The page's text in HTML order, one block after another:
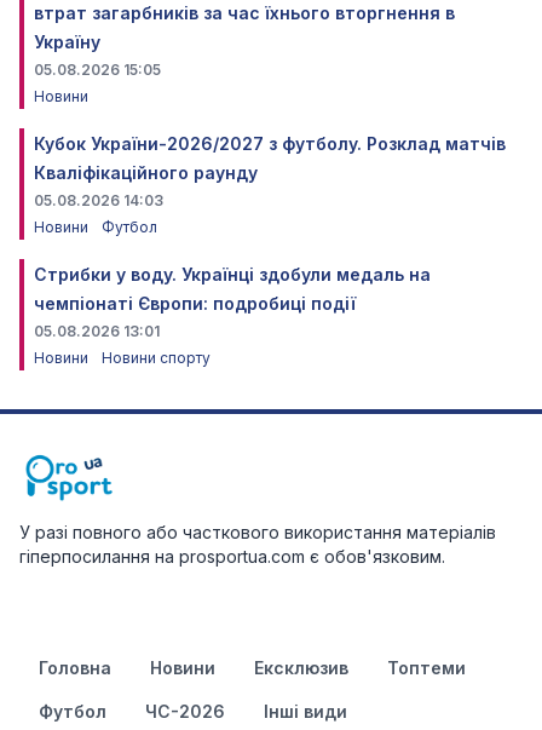
втрат загарбників за час їхнього вторгнення в
Україну
05.08.2026 15:05
Новини
Кубок України-2026/2027 з футболу. Розклад матчів
Кваліфікаційного раунду
05.08.2026 14:03
Новини
Футбол
Стрибки у воду. Українці здобули медаль на
чемпіонаті Європи: подробиці події
05.08.2026 13:01
Новини
Новини спорту
У разі повного або часткового використання матеріалів
гіперпосилання на prosportua.com є обов'язковим.
Головна Новини Ексклюзив Топтеми
Футбол ЧС-2026 Інші види